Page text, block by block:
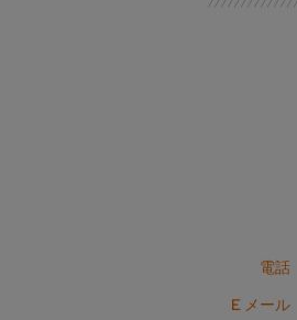
電話
E メール